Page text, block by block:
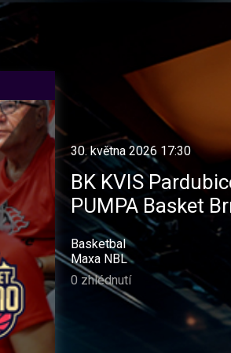
30. května 2026 17:30
BK KVIS
PUMPA Basket
Basketbal
Maxa NBL
0 zhlédnutí